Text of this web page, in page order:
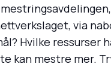
via
Hvilke
kan mestre mer.